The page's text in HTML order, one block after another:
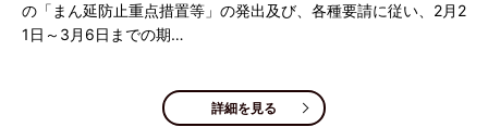
の「まん延防止重点措置等」の発出及び、各種要請に従い、2月2
1日～3月6日までの期…
詳細を見る